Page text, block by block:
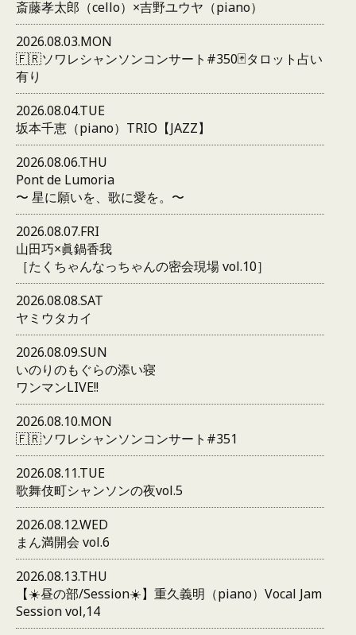
斎藤孝太郎（cello）×吉野ユウヤ（piano）
2026.08.03.MON
🇫🇷ソワレシャンソンコンサート#350🃏タロット占い
有り
2026.08.04.TUE
坂本千恵（piano）TRIO【JAZZ】
2026.08.06.THU
Pont de Lumoria
〜 星に願いを、歌に愛を。〜
2026.08.07.FRI
山田巧×眞鍋香我
［たくちゃんなっちゃんの密会現場 vol.10］
2026.08.08.SAT
ヤミウタカイ
2026.08.09.SUN
いのりのもぐらの添い寝
ワンマンLIVE!!
2026.08.10.MON
🇫🇷ソワレシャンソンコンサート#351
2026.08.11.TUE
歌舞伎町シャンソンの夜vol.5
2026.08.12.WED
まん満開会 vol.6
2026.08.13.THU
【☀️昼の部/Session☀️】重久義明（piano）Vocal Jam
Session vol,14